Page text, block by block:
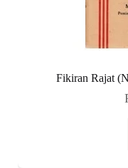
Fikiran Rajat